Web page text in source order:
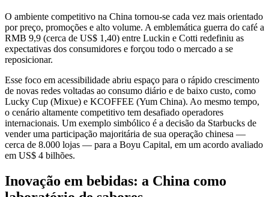
O ambiente competitivo na China tornou-se cada vez mais orientado
por preço, promoções e alto volume. A emblemática guerra do café a
RMB 9,9 (cerca de US$ 1,40) entre Luckin e Cotti redefiniu as
expectativas dos consumidores e forçou todo o mercado a se
reposicionar.
Esse foco em acessibilidade abriu espaço para o rápido crescimento
de novas redes voltadas ao consumo diário e de baixo custo, como
Lucky Cup (Mixue) e KCOFFEE (Yum China). Ao mesmo tempo,
o cenário altamente competitivo tem desafiado operadores
internacionais. Um exemplo simbólico é a decisão da Starbucks de
vender uma participação majoritária de sua operação chinesa —
cerca de 8.000 lojas — para a Boyu Capital, em um acordo avaliado
em US$ 4 bilhões.
Inovação em bebidas: a China como